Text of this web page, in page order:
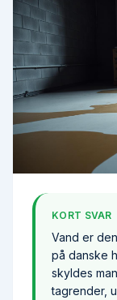
KORT SVAR
Vand er
på danske
skyldes
tagrender,